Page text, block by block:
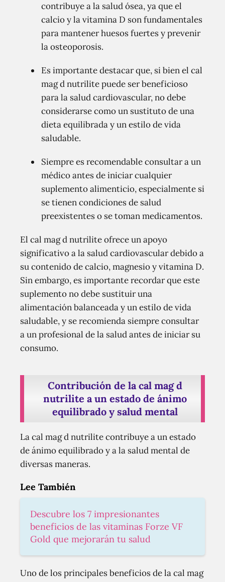
contribuye a la salud ósea, ya que el
calcio y la vitamina D son fundamentales
para mantener huesos fuertes y prevenir
la osteoporosis.
Es importante destacar que, si bien el cal
mag d nutrilite puede ser beneficioso
para la salud cardiovascular, no debe
considerarse como un sustituto de una
dieta equilibrada y un estilo de vida
saludable.
Siempre es recomendable consultar a un
médico antes de iniciar cualquier
suplemento alimenticio, especialmente si
se tienen condiciones de salud
preexistentes o se toman medicamentos.
El cal mag d nutrilite ofrece un apoyo
significativo a la salud cardiovascular debido a
su contenido de calcio, magnesio y vitamina D.
Sin embargo, es importante recordar que este
suplemento no debe sustituir una
alimentación balanceada y un estilo de vida
saludable, y se recomienda siempre consultar
a un profesional de la salud antes de iniciar su
consumo.
Contribución de la cal mag d
nutrilite a un estado de ánimo
equilibrado y salud mental
La cal mag d nutrilite contribuye a un estado
de ánimo equilibrado y a la salud mental de
diversas maneras.
Lee También
Descubre los 7 impresionantes
beneficios de las vitaminas Forze VF
Gold que mejorarán tu salud
Uno de los principales beneficios de la cal mag